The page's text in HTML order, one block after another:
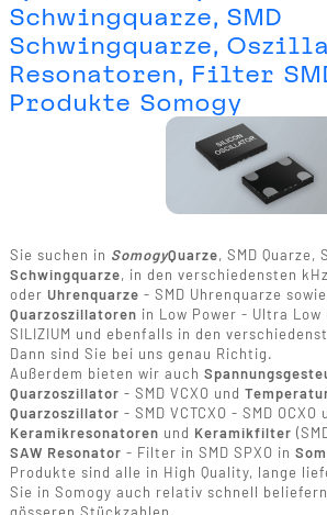
Schwingquarze, SMD
Schwingquarze,
Resonatoren, Filter
Produkte Somogy
Sie suchen in SomogyQuarze, SMD Quarze,
Schwingquarze, in den verschiedensten
oder Uhrenquarze - SMD Uhrenquarze
Quarzoszillatoren in Low Power - Ultra Low
SILIZIUM und ebenfalls in den
Dann sind Sie bei uns genau Richtig.
Außerdem bieten wir auch
Quarzoszillator - SMD VCXO und
Quarzoszillator - SMD VCTCXO - SMD OCXO
Keramikresonatoren und Keramikfilter
SAW Resonator - Filter in SMD SPXO in
Produkte sind alle in High Quality, lange
Sie in Somogy auch relativ schnell